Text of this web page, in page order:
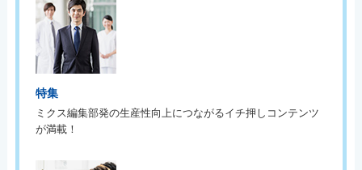
特集
ミクス編集部発の生産性向上につながるイチ押しコンテンツ
が満載！